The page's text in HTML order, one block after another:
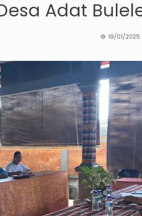
Adat
19/01/2025